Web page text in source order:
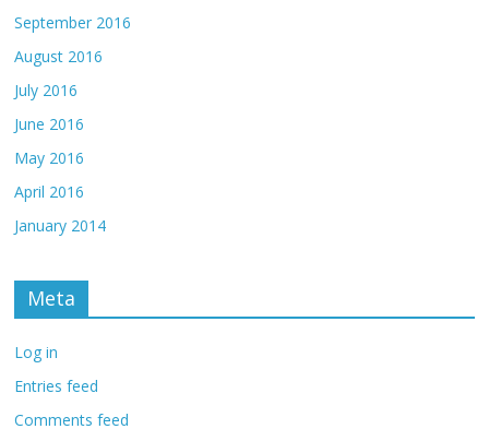
September 2016
August 2016
July 2016
June 2016
May 2016
April 2016
January 2014
Meta
Log in
Entries feed
Comments feed